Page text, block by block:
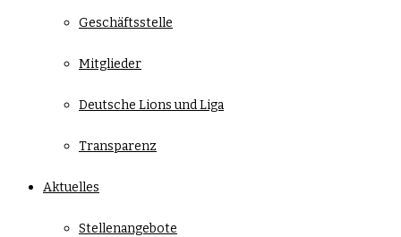
Geschäftsstelle
Mitglieder
Deutsche Lions und Liga
Transparenz
Aktuelles
Stellenangebote